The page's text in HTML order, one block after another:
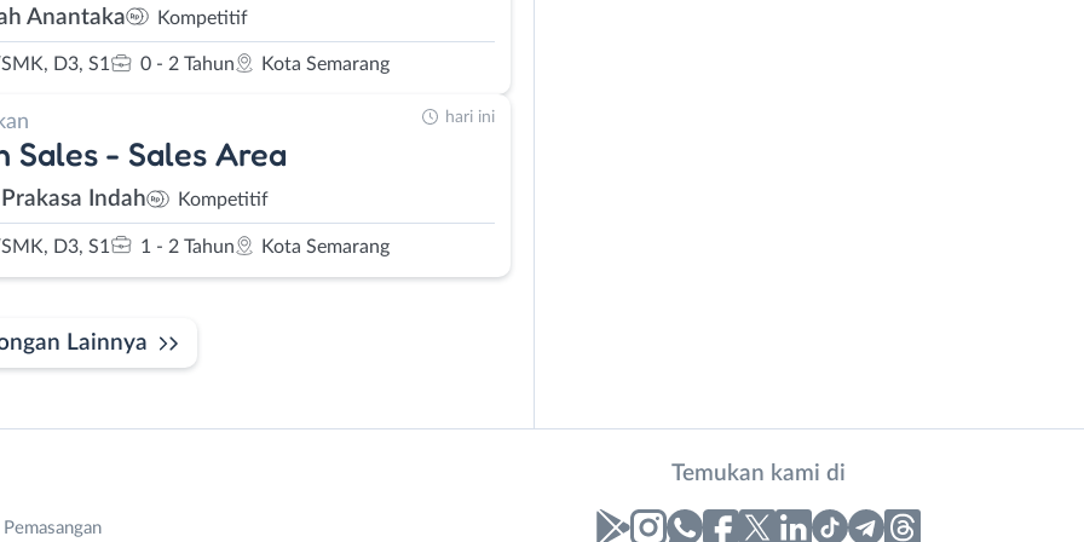
Anantaka Kompetitif
D3, S1 0 - 2 Tahun Kota Semarang
Sales - Sales Area
Indah Kompetitif
D3, S1 1 - 2 Tahun Kota Semarang
hari ini
Lainnya
Temukan kami di